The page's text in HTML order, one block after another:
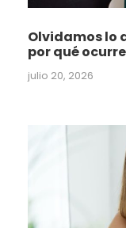
Olvidamos lo
por qué
julio 20, 2026